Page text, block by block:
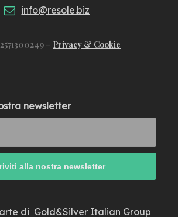
info@resole.biz
– Privacy & Cookie
newsletter
di Gold&Silver Italian Group